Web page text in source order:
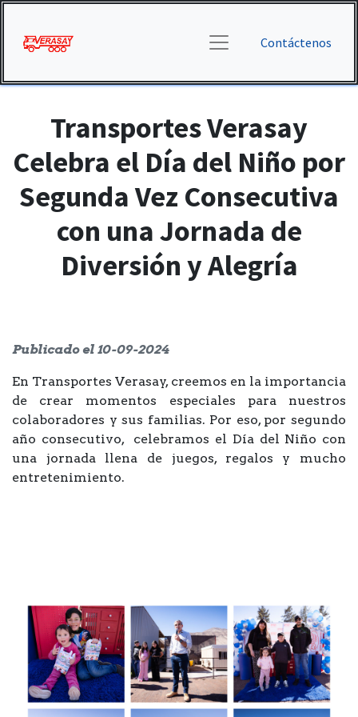
Contáctenos
Transportes Verasay
Celebra el Día del Niño por
Segunda Vez Consecutiva
con una Jornada de
Diversión y Alegría
Publicado el 10-09-2024
En Transportes Verasay, creemos en la importancia
de crear momentos especiales para nuestros
colaboradores y sus familias. Por eso, por segundo
año consecutivo, celebramos el Día del Niño con
una jornada llena de juegos, regalos y mucho
entretenimiento.